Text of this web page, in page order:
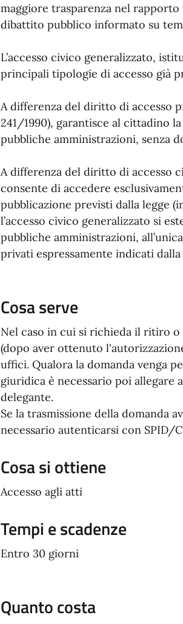
maggiore trasparenza nel
dibattito pubblico informato su
L’accesso civico generalizzato,
principali tipologie di accesso già
A differenza del diritto di accesso
241/1990), garantisce al cittadino
pubbliche amministrazioni, senza
A differenza del diritto di accesso
consente di accedere
pubblicazione previsti dalla legge
l’accesso civico generalizzato si
pubbliche amministrazioni,
privati espressamente indicati dalla
Cosa serve
Nel caso in cui si richieda il ritiro
(dopo aver ottenuto
uffici. Qualora la domanda venga
giuridica è necessario poi
delegante.
Se la trasmissione della domanda
necessario autenticarsi con SPID/
Cosa si ottiene
Accesso agli atti
Tempi e scadenze
Entro 30 giorni
Quanto costa